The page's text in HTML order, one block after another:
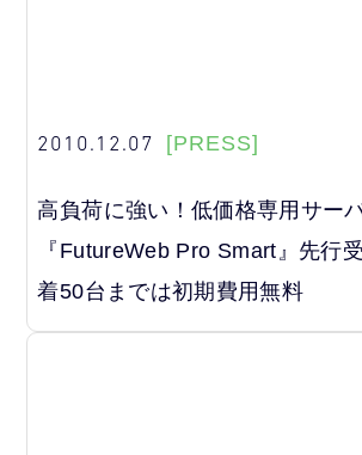
2010.12.07 [PRESS]
高負荷に強い！低価格専用サー
『FutureWeb Pro Smart』先行
着50台までは初期費用無料